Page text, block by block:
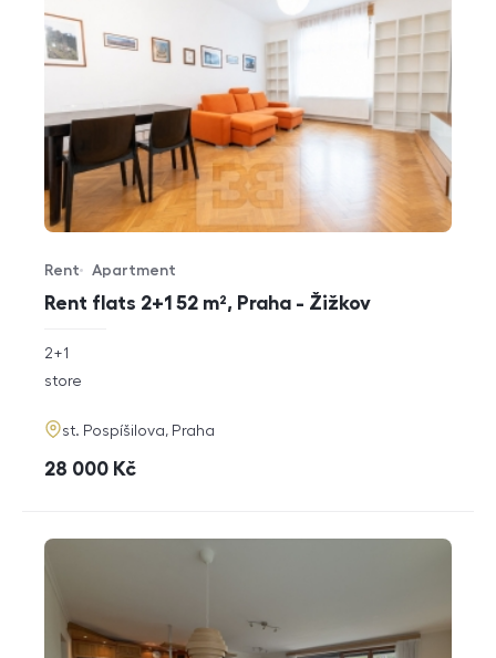
Rent flats 2+1 52 m², Praha - Žižkov
Offer type
Rent
Property type
Apartment
rozměry
2+1
funkce
store
adresa
st. Pospíšilova, Praha
cena
28 000 Kč